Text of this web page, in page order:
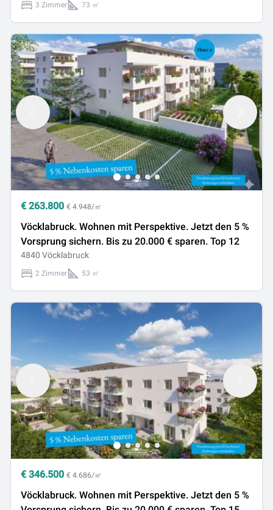
3 Zimmer 73 ㎡
€ 263.800 € 4.948/㎡
Vöcklabruck. Wohnen mit Perspektive. Jetzt den 5 %
Vorsprung sichern. Bis zu 20.000 € sparen. Top 12
4840 Vöcklabruck
2 Zimmer 53 ㎡
€ 346.500 € 4.686/㎡
Vöcklabruck. Wohnen mit Perspektive. Jetzt den 5 %